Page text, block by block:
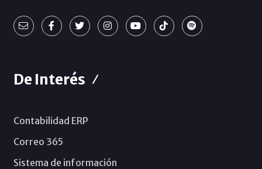
De Interés
Contabilidad ERP
Correo 365
Sistema de información